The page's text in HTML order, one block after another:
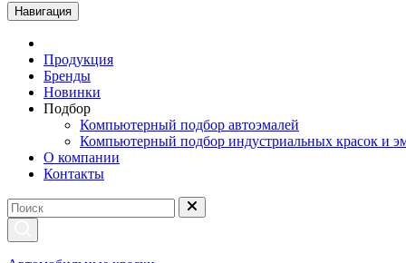
Навигация
Продукция
Бренды
Новинки
Подбор
Компьютерный подбор автоэмалей
Компьютерный подбор индустриальных красок и
О компании
Контакты